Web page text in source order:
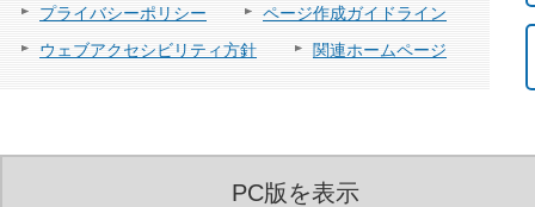
プライバシーポリシー
ページ作成ガイドライン
ウェブアクセシビリティ方針
関連ホームページ
PC版を表示